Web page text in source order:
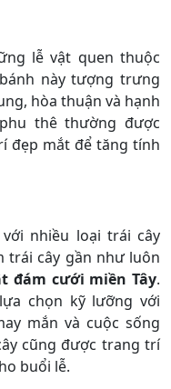
lễ vật quen thuộc
này tượng trưng
hòa thuận và hạnh
thê thường được
đẹp mắt để tăng tính
nhiều loại trái cây
trái cây gần như luôn
đám cưới miền Tây.
chọn kỹ lưỡng với
mắn và cuộc sống
cũng được trang trí
buổi lễ.